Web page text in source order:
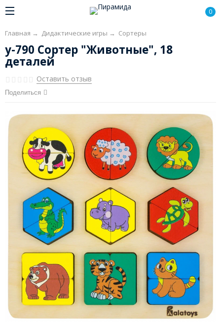
0
Главная → Дидактические игры → Сортеры
у-790 Сортер "Животные", 18
деталей
Оставить отзыв
Поделиться